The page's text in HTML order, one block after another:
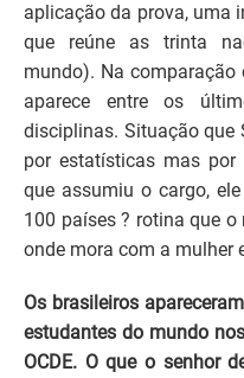
aplicação da prova, uma
que reúne as trinta
mundo). Na comparação
aparece entre os
disciplinas. Situação que
por estatísticas mas por
que assumiu o cargo,
100 países ? rotina que
onde mora com a mulher
Os brasileiros
estudantes do mundo
OCDE. O que o senhor